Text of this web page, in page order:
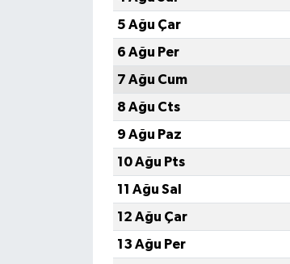
5 Ağu Çar
6 Ağu Per
7 Ağu Cum
8 Ağu Cts
9 Ağu Paz
10 Ağu Pts
11 Ağu Sal
12 Ağu Çar
13 Ağu Per